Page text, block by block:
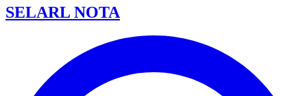
SELARL NOTA